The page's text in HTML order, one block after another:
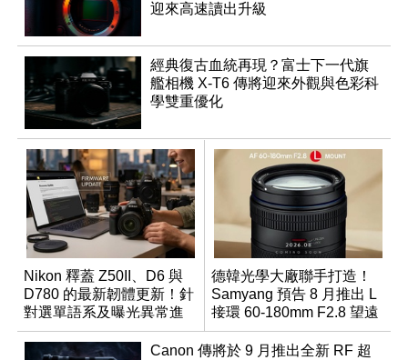
迎來高速讀出升級
經典復古血統再現？富士下一代旗
艦相機 X-T6 傳將迎來外觀與色彩科
學雙重優化
Nikon 釋蓋 Z50II、D6 與
D780 的最新韌體更新！針
對選單語系及曝光異常進
行修復
德韓光學大廠聯手打造！
Samyang 預告 8 月推出 L
接環 60-180mm F2.8 望遠
變焦鏡
Canon 傳將於 9 月推出全新 RF 超